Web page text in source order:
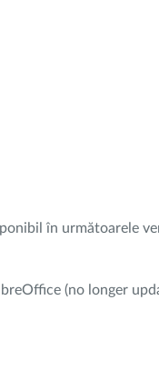
în următoarele
(no longer